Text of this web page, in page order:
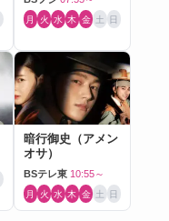
月 火 水 木 金 土 日
暗行御史（アメン
オサ）
BSテレ東 10:55～
月 火 水 木 金 土 日